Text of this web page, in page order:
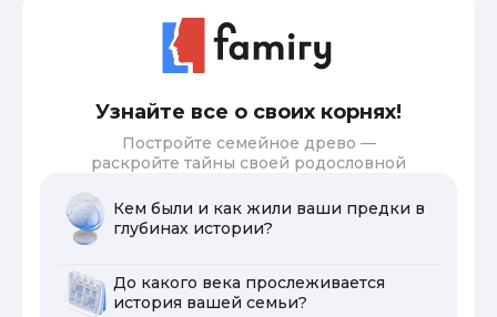
Узнайте все о своих корнях!
Постройте семейное древо —
раскройте тайны своей родословной
Кем были и как жили ваши предки в
глубинах истории?
До какого века прослеживается
история вашей семьи?